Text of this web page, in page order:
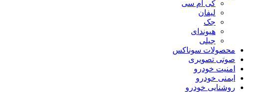
کی ام سی
لیفان
جک
هیوندای
جیلی
محصولات سوناکس
صوتی تصویری
امنیت خودرو
ایمنی خودرو
روشنایی خودرو